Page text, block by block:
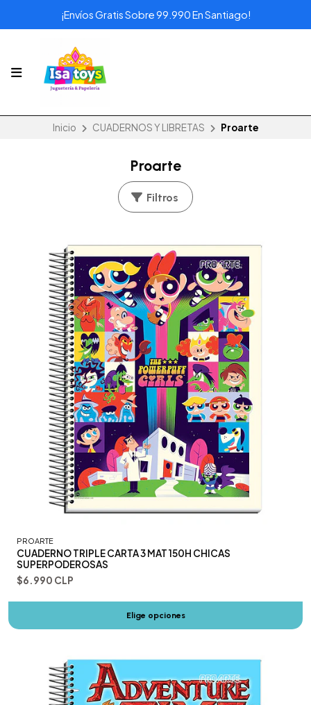
¡Envíos Gratis Sobre 99.990 En Santiago!
Inicio CUADERNOS Y LIBRETAS Proarte
Proarte
Filtros
PROARTE
CUADERNO TRIPLE CARTA 3 MAT 150H CHICAS
SUPERPODEROSAS
$6.990 CLP
Elige opciones